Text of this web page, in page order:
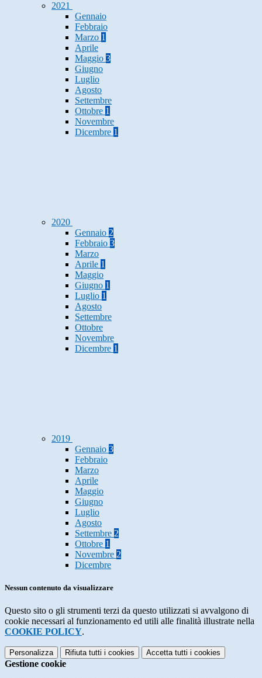
2021
Gennaio
Febbraio
Marzo 1
Aprile
Maggio 3
Giugno
Luglio
Agosto
Settembre
Ottobre 1
Novembre
Dicembre 1
2020
Gennaio 2
Febbraio 3
Marzo
Aprile 1
Maggio
Giugno 1
Luglio 1
Agosto
Settembre
Ottobre
Novembre
Dicembre 1
2019
Gennaio 3
Febbraio
Marzo
Aprile
Maggio
Giugno
Luglio
Agosto
Settembre 2
Ottobre 1
Novembre 2
Dicembre
Nessun contenuto da visualizzare
Questo sito o gli strumenti terzi da questo utilizzati si avvalgono di
cookie necessari al funzionamento ed utili alle finalità illustrate nella
COOKIE POLICY.
Personalizza Rifiuta tutti i cookies Accetta tutti i cookies
Gestione cookie